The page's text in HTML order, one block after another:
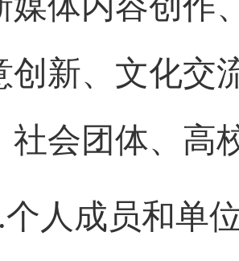
创新、文化交
社会团体、高
个人成员和单